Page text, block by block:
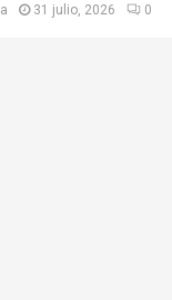
31 julio, 2026 0